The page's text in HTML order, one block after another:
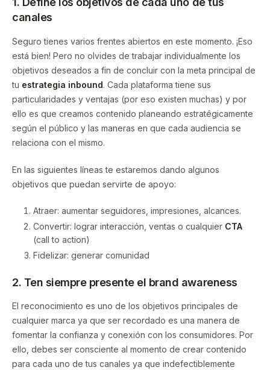
canales
Seguro tienes varios frentes abiertos en este momento. ¡Eso
está bien! Pero no olvides de trabajar individualmente los
objetivos deseados a fin de concluir con la meta principal de
tu estrategia inbound. Cada plataforma tiene sus
particularidades y ventajas (por eso existen muchas) y por
ello es que creamos contenido planeando estratégicamente
según el público y las maneras en que cada audiencia se
relaciona con el mismo.
En las siguientes líneas te estaremos dando algunos
objetivos que puedan servirte de apoyo:
Atraer: aumentar seguidores, impresiones, alcances.
Convertir: lograr interacción, ventas o cualquier CTA
(call to action)
Fidelizar: generar comunidad
2. Ten siempre presente el brand awareness
El reconocimiento es uno de los objetivos principales de
cualquier marca ya que ser recordado es una manera de
fomentar la confianza y conexión con los consumidores. Por
ello, debes ser consciente al momento de crear contenido
para cada uno de tus canales ya que indefectiblemente